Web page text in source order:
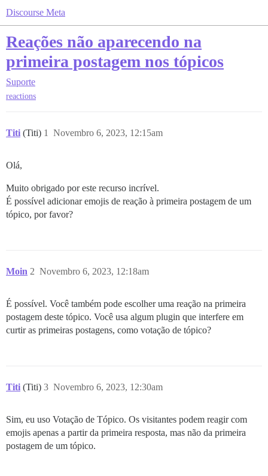
Discourse Meta
Reações não aparecendo na
primeira postagem nos tópicos
Suporte
reactions
Titi (Titi) Novembro 6, 2023, 12:15am
1
Olá,
Muito obrigado por este recurso incrível.
É possível adicionar emojis de reação à primeira postagem de um
tópico, por favor?
Moin Novembro 6, 2023, 12:18am
2
É possível. Você também pode escolher uma reação na primeira
postagem deste tópico. Você usa algum plugin que interfere em
curtir as primeiras postagens, como votação de tópico?
Titi (Titi) Novembro 6, 2023, 12:30am
3
Sim, eu uso Votação de Tópico. Os visitantes podem reagir com
emojis apenas a partir da primeira resposta, mas não da primeira
postagem de um tópico.